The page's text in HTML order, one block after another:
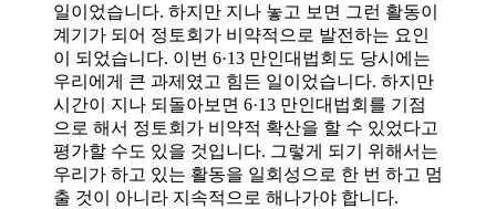
일이었습니다. 하지만 지나 놓고 보면 그런 활동이
계기가 되어 정토회가 비약적으로 발전하는 요인
이 되었습니다. 이번 6·13 만인대법회도 당시에는
우리에게 큰 과제였고 힘든 일이었습니다. 하지만
시간이 지나 되돌아보면 6·13 만인대법회를 기점
으로 해서 정토회가 비약적 확산을 할 수 있었다고
평가할 수도 있을 것입니다. 그렇게 되기 위해서는
우리가 하고 있는 활동을 일회성으로 한 번 하고 멈
출 것이 아니라 지속적으로 해나가야 합니다.